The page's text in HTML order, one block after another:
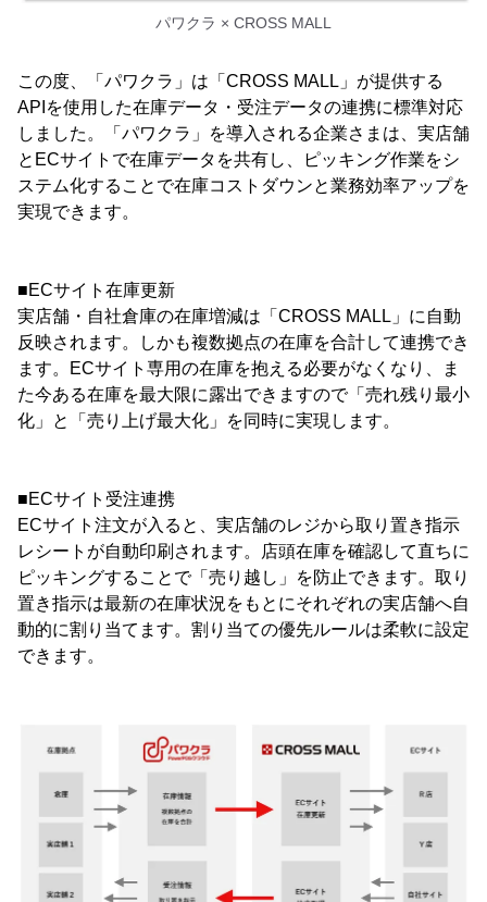
パワクラ × CROSS MALL
この度、「パワクラ」は「CROSS MALL」が提供する
APIを使用した在庫データ・受注データの連携に標準対応
しました。「パワクラ」を導入される企業さまは、実店舗
とECサイトで在庫データを共有し、ピッキング作業をシ
ステム化することで在庫コストダウンと業務効率アップを
実現できます。
■ECサイト在庫更新
実店舗・自社倉庫の在庫増減は「CROSS MALL」に自動
反映されます。しかも複数拠点の在庫を合計して連携でき
ます。ECサイト専用の在庫を抱える必要がなくなり、ま
た今ある在庫を最大限に露出できますので「売れ残り最小
化」と「売り上げ最大化」を同時に実現します。
■ECサイト受注連携
ECサイト注文が入ると、実店舗のレジから取り置き指示
レシートが自動印刷されます。店頭在庫を確認して直ちに
ピッキングすることで「売り越し」を防止できます。取り
置き指示は最新の在庫状況をもとにそれぞれの実店舗へ自
動的に割り当てます。割り当ての優先ルールは柔軟に設定
できます。